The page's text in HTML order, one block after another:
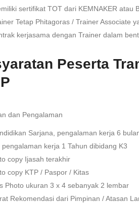
sertifikat TOT dari KEMNAKER atau
Tetap Phitagoras / Trainer Associate
kerjasama dengan Trainer dalam
Peserta
dan Pengalaman
Sarjana, pengalaman kerja 6
pengalaman kerja 1 Tahun dibidang K3
copy Ijasah terakhir
copy KTP / Paspor / Kitas
Photo ukuran 3 x 4 sebanyak 2 lembar
Rekomendasi dari Pimpinan / Atasan